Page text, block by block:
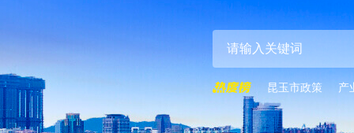
昆玉市政策 产